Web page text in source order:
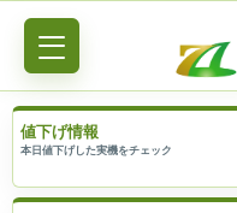
値下げ情報